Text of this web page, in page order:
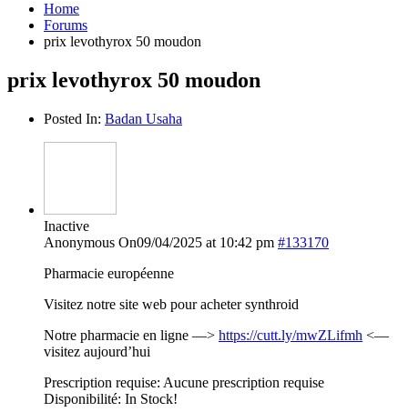
Home
Forums
prix levothyrox 50 moudon
prix levothyrox 50 moudon
Posted In: Badan Usaha
Inactive
Anonymous On09/04/2025 at 10:42 pm #133170
Pharmacie européenne
Visitez notre site web pour acheter synthroid
Notre pharmacie en ligne —> https://cutt.ly/mwZLifmh <—
visitez aujourd’hui
Prescription requise: Aucune prescription requise
Disponibilité: In Stock!